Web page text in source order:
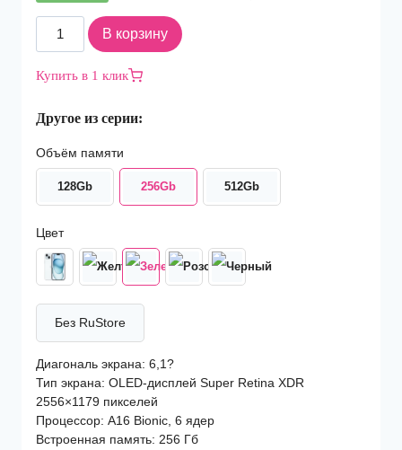
Количество
товара
Apple
15
Green
В корзину
Купить в 1 клик
Другое из серии:
Объём памяти
128Gb 256Gb 512Gb
Цвет
Без RuStore
Диагональ экрана: 6,1?
Тип экрана: OLED-дисплей Super Retina XDR
2556×1179 пикселей
Процессор: A16 Bionic, 6 ядер
Встроенная память: 256 Гб